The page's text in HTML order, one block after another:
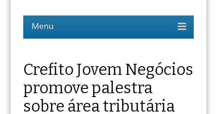
Crefito Jovem Negócios
promove palestra
sobre área tributária